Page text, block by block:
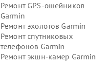
Ремонт GPS-ошейников
Garmin
Ремонт эхолотов Garmin
Ремонт спутниковых
телефонов Garmin
Ремонт экшн-камер Garmin